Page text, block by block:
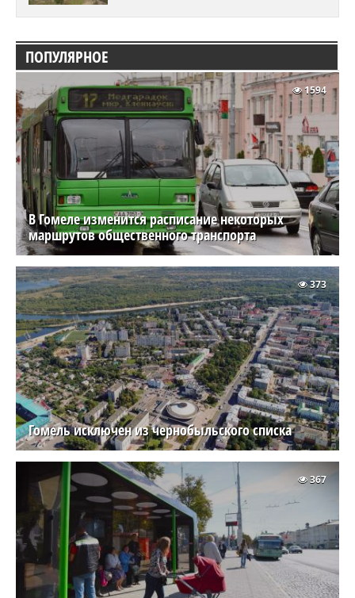
ПОПУЛЯРНОЕ
В Гомеле изменится расписание некоторых
маршрутов общественного транспорта
1594
Гомель исключен из чернобыльского списка
373
367